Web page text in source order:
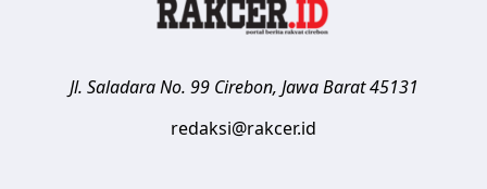
Jl. Saladara No. 99 Cirebon, Jawa Barat 45131
redaksi@rakcer.id